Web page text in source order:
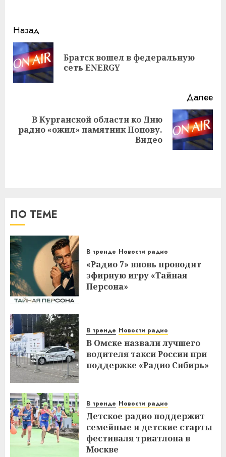
Навигация
записи
Назад
Братск вошел в федеральную
сеть ENERGY
Далее
Следующая
В Курганской области ко Дню
радио «ожил» памятник Попову.
Видео
ПО ТЕМЕ
В тренде Новости радио
«Радио 7» вновь проводит
эфирную игру «Тайная
Персона»
В тренде Новости радио
В Омске назвали лучшего
водителя такси России при
поддержке «Радио Сибирь»
В тренде Новости радио
Детское радио поддержит
семейные и детские старты
фестиваля триатлона в
Москве